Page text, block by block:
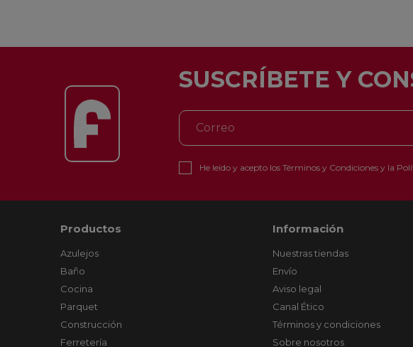
SUSCRÍBETE Y
He leído y acepto los Términos y Condicionesy la
Productos
Azulejos
Baño
Cocina
Parquet
Construcción
Ferretería
Información
Nuestras tiendas
Envío
Aviso legal
Canal Ético
Términos y condiciones
Sobre nosotros